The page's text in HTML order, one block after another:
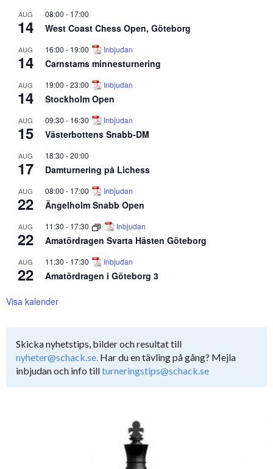
AUG
14
08:00 - 17:00
West Coast Chess Open, Göteborg
AUG
14
16:00 - 19:00 Inbjudan
Carnstams minnesturnering
AUG
14
19:00 -23:00 Inbjudan
Stockholm Open
AUG
15
09:30 - 16:30 Inbjudan
Västerbottens Snabb-DM
AUG
17
18:30 -20:00
Damturnering på Lichess
AUG
22
08:00 - 17:00 Inbjudan
Ängelholm Snabb Open
AUG
22
11:30 - 17:30 Inbjudan
Amatördragen Svarta Hästen Göteborg
AUG
22
11:30 - 17:30 Inbjudan
Amatördragen i Göteborg 3
Visa kalender
Skicka nyhetstips, bilder och resultat till
nyheter@schack.se. Har du en tävling på gång? Mejla
inbjudan och info tillturneringstips@schack.se